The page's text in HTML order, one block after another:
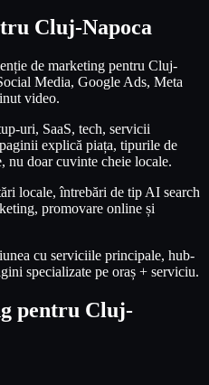
Cluj-Napoca
de marketing pentru Cluj-
Media, Google Ads, Meta
video.
uri, SaaS, tech, servicii
explică piața, tipurile de
nu doar cuvinte cheie locale.
locale, întrebări de tip AI search
promovare online și
cu serviciile principale, hub-
specializate pe oraș + serviciu.
pentru Cluj-